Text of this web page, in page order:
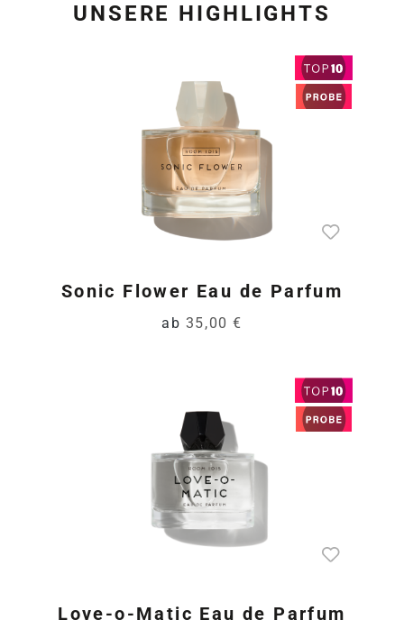
UNSERE HIGHLIGHTS
Sonic Flower Eau de Parfum
ab 35,00 €
Love-o-Matic Eau de Parfum